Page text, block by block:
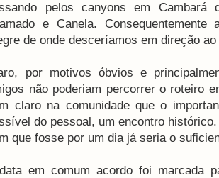
pelos canyons em
e Canela.
de onde desceríamos em direção
por motivos óbvios e
não poderiam percorrer o roteiro
claro na comunidade que o
do pessoal, um encontro
que fosse por um dia já seria o
em comum acordo foi marcada